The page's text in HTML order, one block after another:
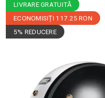
LIVRARE GRATUITĂ
ECONOMISIȚI 117.25 RON
5% REDUCERE